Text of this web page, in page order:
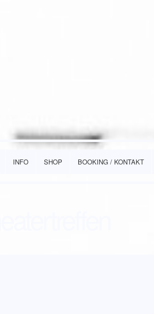
INFO SHOP BOOKING / KONTAKT